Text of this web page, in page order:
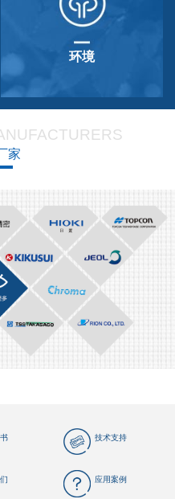
环境
家
技术支持
应用案例